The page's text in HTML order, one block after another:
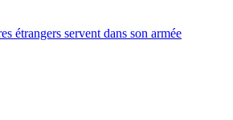
étrangers servent dans son armée